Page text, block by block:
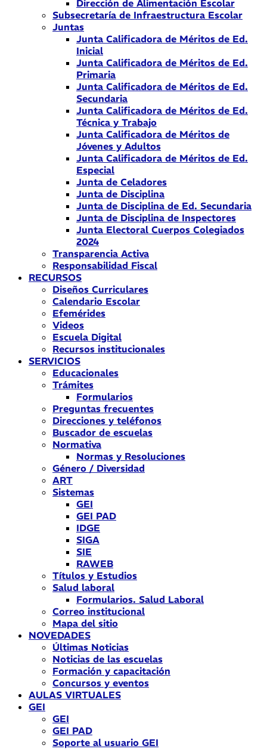
Dirección de Alimentación Escolar
Subsecretaría de Infraestructura Escolar
Juntas
Junta Calificadora de Méritos de Ed.
Inicial
Junta Calificadora de Méritos de Ed.
Primaria
Junta Calificadora de Méritos de Ed.
Secundaria
Junta Calificadora de Méritos de Ed.
Técnica y Trabajo
Junta Calificadora de Méritos de
Jóvenes y Adultos
Junta Calificadora de Méritos de Ed.
Especial
Junta de Celadores
Junta de Disciplina
Junta de Disciplina de Ed. Secundaria
Junta de Disciplina de Inspectores
Junta Electoral Cuerpos Colegiados
2024
Transparencia Activa
Responsabilidad Fiscal
RECURSOS
Diseños Curriculares
Calendario Escolar
Efemérides
Videos
Escuela Digital
Recursos institucionales
SERVICIOS
Educacionales
Trámites
Formularios
Preguntas frecuentes
Direcciones y teléfonos
Buscador de escuelas
Normativa
Normas y Resoluciones
Género / Diversidad
ART
Sistemas
GEI
GEI PAD
IDGE
SIGA
SIE
RAWEB
Títulos y Estudios
Salud laboral
Formularios. Salud Laboral
Correo institucional
Mapa del sitio
NOVEDADES
Últimas Noticias
Noticias de las escuelas
Formación y capacitación
Concursos y eventos
AULAS VIRTUALES
GEI
GEI
GEI PAD
Soporte al usuario GEI